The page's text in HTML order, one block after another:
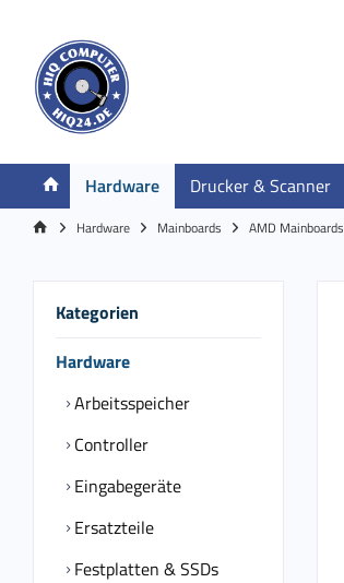
Hardware Drucker & Scanner
Hardware Mainboards AMD Mainboards
Kategorien
Hardware
Arbeitsspeicher
Controller
Eingabegeräte
Ersatzteile
Festplatten & SSDs